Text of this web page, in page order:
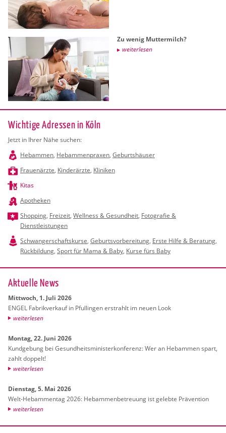
Zu wenig Mut­ter­milch?
wei­ter­le­sen
Wichtige Adressen in Köln
Jetzt in Ihrer Nähe suchen:
Hebammen, Hebammenpraxen, Geburtshäuser
Frauenärzte, Kinderärzte, Kliniken
Kitas
Apotheken
Shopping, Freizeit, Wellness & Gesundheit, Fotografie &
Dienstleistungen
Schwangerschaftskurse, Geburtsvorbereitung, Erste Hilfe & Beratung,
Rückbildung, Sport für Mama & Baby, Kurse fürs Baby
Ak­tu­el­le News
Mitt­woch, 1. Juli 2026
ENGEL Fa­brik­ver­kauf in Pful­lin­gen er­strahlt im neuen Look
wei­ter­le­sen
Mon­tag, 22. Juni 2026
Kund­ge­bung bei Ge­sund­heits­mi­nis­ter­kon­fe­renz: Wer an Heb­am­men spart,
zahlt dop­pelt!
wei­ter­le­sen
Diens­tag, 5. Mai 2026
Welt-Heb­am­men­tag 2026: Heb­am­men­be­treu­ung ist ge­leb­te Prä­ven­ti­on
wei­ter­le­sen